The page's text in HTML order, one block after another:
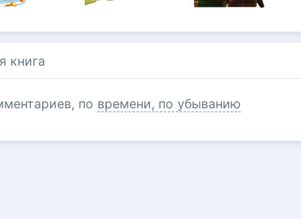
книга
по времени, по убыванию